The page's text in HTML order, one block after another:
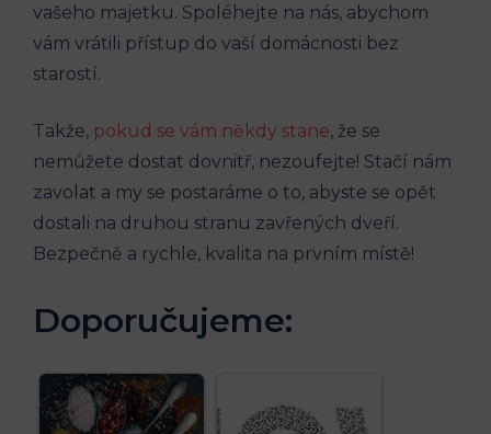
vašeho majetku. Spoléhejte na nás, abychom
vám vrátili přístup do vaší domácnosti bez
starostí.
Takže, pokud se vám někdy stane, že se
nemůžete dostat dovnitř, nezoufejte! Stačí nám
zavolat a my se postaráme o to, abyste se opět
dostali na druhou stranu zavřených dveří.
Bezpečně a rychle, kvalita na prvním místě!
Doporučujeme: